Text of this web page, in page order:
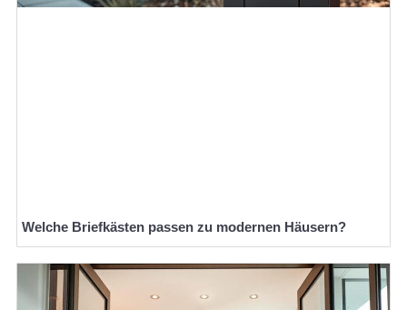
Welche Briefkästen passen zu modernen Häusern?